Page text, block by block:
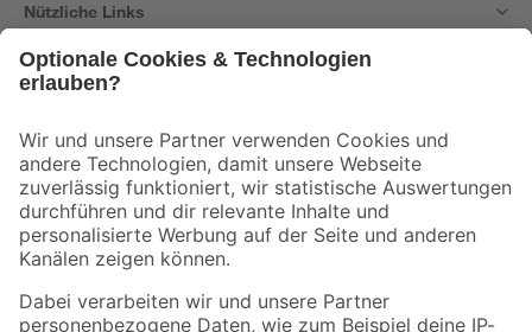
Nützliche Links
Der toom Newsletter: Keine Angebote und Aktionen mehr verpassen!
Zur Newsletter Anmeldung
Folge uns